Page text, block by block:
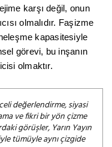
karşı değil, onun
olmalıdır. Faşizme
kapasitesiyle
görevi, bu inşanın
olmaktır.
değerlendirme, siyasi
ve fikri bir yön çizme
görüşler, Yarın Yayın
tümüyle aynı çizgide